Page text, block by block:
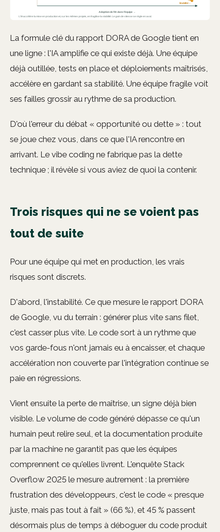
La formule clé du rapport DORA de Google tient en
une ligne : l'IA amplifie ce qui existe déjà. Une équipe
déjà outillée, tests en place et déploiements maîtrisés,
accélère en gardant sa stabilité. Une équipe fragile voit
ses failles grossir au rythme de sa production.
D'où l'erreur du débat « opportunité ou dette » : tout
se joue chez vous, dans ce que l'IA rencontre en
arrivant. Le vibe coding ne fabrique pas la dette
technique ; il révèle si vous aviez de quoi la contenir.
Trois risques qui ne se voient pas
tout de suite
Pour une équipe qui met en production, les vrais
risques sont discrets.
D'abord, l'instabilité. Ce que mesure le rapport DORA
de Google, vu du terrain : générer plus vite sans filet,
c'est casser plus vite. Le code sort à un rythme que
vos garde-fous n'ont jamais eu à encaisser, et chaque
accélération non couverte par l'intégration continue se
paie en régressions.
Vient ensuite la perte de maîtrise, un signe déjà bien
visible. Le volume de code généré dépasse ce qu'un
humain peut relire seul, et la documentation produite
par la machine ne garantit pas que les équipes
comprennent ce qu'elles livrent. L'enquête Stack
Overflow 2025 le mesure autrement : la première
frustration des développeurs, c'est le code « presque
juste, mais pas tout à fait » (66 %), et 45 % passent
désormais plus de temps à déboguer du code produit